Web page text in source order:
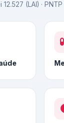
12.527 (LAI) ·